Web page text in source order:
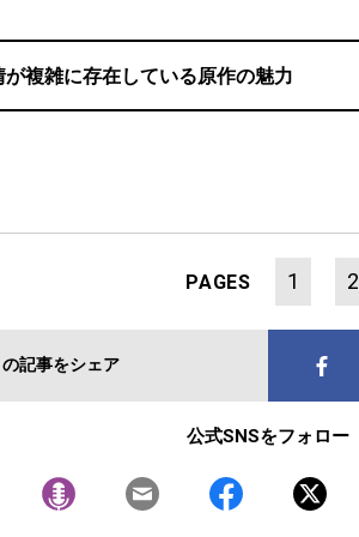
が複雑に存在している原作の魅力
PAGES 1 2
記事をシェア
公式SNSをフォロー